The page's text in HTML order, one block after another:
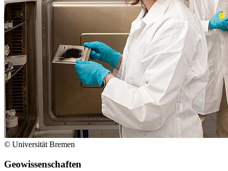
© Universität Bremen
Geowissenschaften